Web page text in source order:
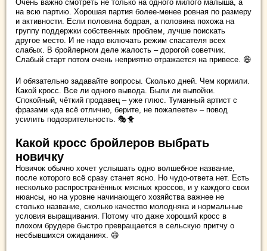
Очень важно смотреть не только на одного милого малыша, а
на всю партию. Хорошая партия более-менее ровная по размеру
и активности. Если половина бодрая, а половина похожа на
группу поддержки собственных проблем, лучше поискать
другое место. И не надо включать режим спасателя всех
слабых. В бройлерном деле жалость – дорогой советчик.
Слабый старт потом очень неприятно отражается на привесе. 😄
И обязательно задавайте вопросы. Сколько дней. Чем кормили.
Какой кросс. Все ли одного вывода. Были ли выпойки.
Спокойный, чёткий продавец – уже плюс. Туманный артист с
фразами «да всё отлично, берите, не пожалеете» – повод
усилить подозрительность. 🎭🐥
Какой кросс бройлеров выбрать
новичку
Новичок обычно хочет услышать одно волшебное название,
после которого всё сразу станет ясно. Но чудо-ответа нет. Есть
несколько распространённых мясных кроссов, и у каждого свои
нюансы, но на уровне начинающего хозяйства важнее не
столько название, сколько качество молодняка и нормальные
условия выращивания. Потому что даже хороший кросс в
плохом брудере быстро превращается в сельскую притчу о
несбывшихся ожиданиях. 😄